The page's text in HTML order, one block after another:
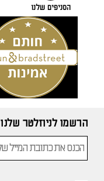
הסניפים שלנו
הרשמו לניוזלטר שלנו